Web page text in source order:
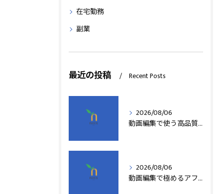
在宅勤務
副業
最近の投稿 Recent Posts
2026/08/06
動画編集で使う高品質アフターエフェクトテンプレート活用術
2026/08/06
動画編集で極めるアフターエフェクト基本技術